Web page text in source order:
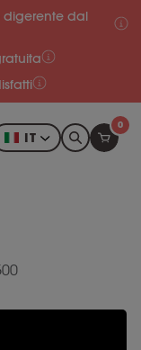
digerente dal
IT
0